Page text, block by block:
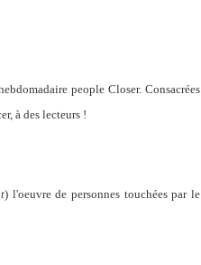
people Closer. Consacrées
à des lecteurs !
) l'oeuvre de personnes touchées par le